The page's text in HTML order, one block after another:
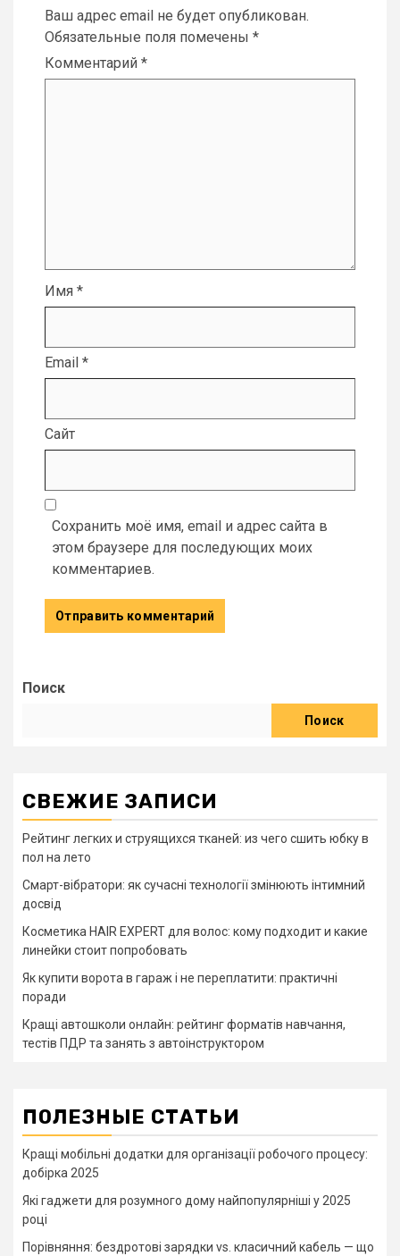
Ваш адрес email не будет опубликован.
Обязательные поля помечены *
Комментарий *
Имя *
Email *
Сайт
Сохранить моё имя, email и адрес сайта в
этом браузере для последующих моих
комментариев.
Поиск
Поиск
СВЕЖИЕ ЗАПИСИ
Рейтинг легких и струящихся тканей: из чего сшить юбку в
пол на лето
Смарт-вібратори: як сучасні технології змінюють інтимний
досвід
Косметика HAIR EXPERT для волос: кому подходит и какие
линейки стоит попробовать
Як купити ворота в гараж і не переплатити: практичні
поради
Кращі автошколи онлайн: рейтинг форматів навчання,
тестів ПДР та занять з автоінструктором
ПОЛЕЗНЫЕ СТАТЬИ
Кращі мобільні додатки для організації робочого процесу:
добірка 2025
Які гаджети для розумного дому найпопулярніші у 2025
році
Порівняння: бездротові зарядки vs. класичний кабель — що